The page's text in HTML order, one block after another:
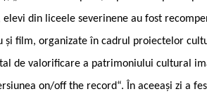
elevi din liceele severinene au fost
și film, organizate în cadrul proiectelor
de valorificare a patrimoniului cultural
on/off the record“. În aceeași zi a